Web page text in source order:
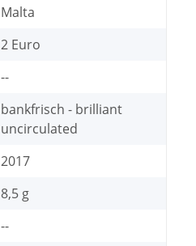
Malta
2 Euro
--
bankfrisch - brilliant
uncirculated
2017
8,5 g
--